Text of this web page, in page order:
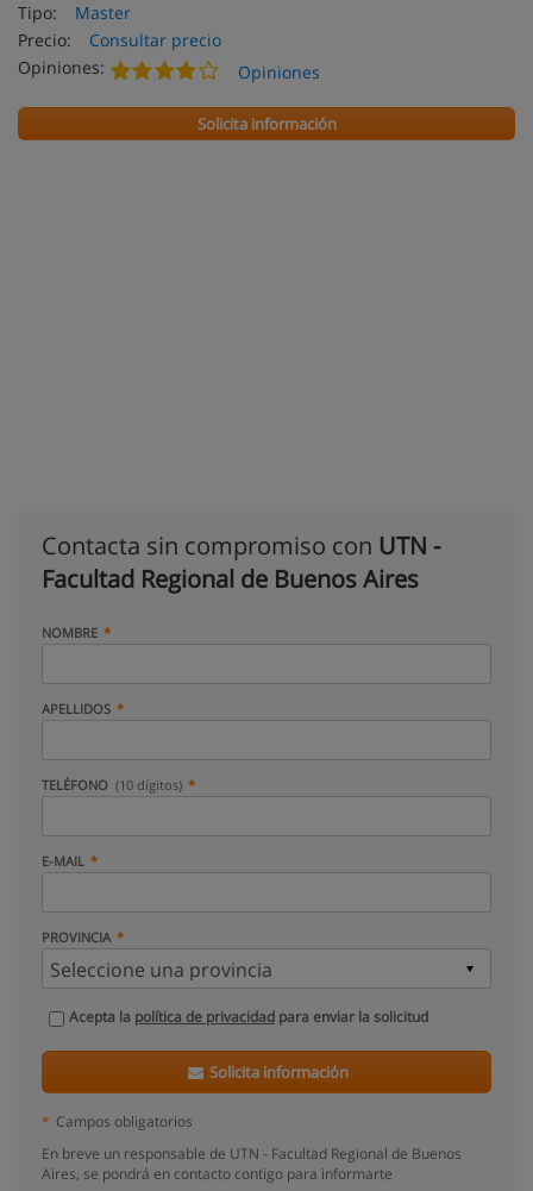
Tipo:
Master
Precio:
Consultar precio
Opiniones:
Opiniones
Solicita información
Contacta sin compromiso con UTN -
Facultad Regional de Buenos Aires
NOMBRE
APELLIDOS
TELÉFONO (10 dígitos)
E-MAIL
PROVINCIA
Acepta la política de privacidad para enviar la solicitud
Solicita información
* Campos obligatorios
En breve un responsable de UTN - Facultad Regional de Buenos
Aires, se pondrá en contacto contigo para informarte